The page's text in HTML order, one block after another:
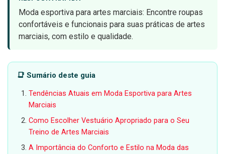
Moda esportiva para artes marciais: Encontre roupas
confortáveis e funcionais para suas práticas de artes
marciais, com estilo e qualidade.
📑 Sumário deste guia
Tendências Atuais em Moda Esportiva para Artes
Marciais
Como Escolher Vestuário Apropriado para o Seu
Treino de Artes Marciais
A Importância do Conforto e Estilo na Moda das